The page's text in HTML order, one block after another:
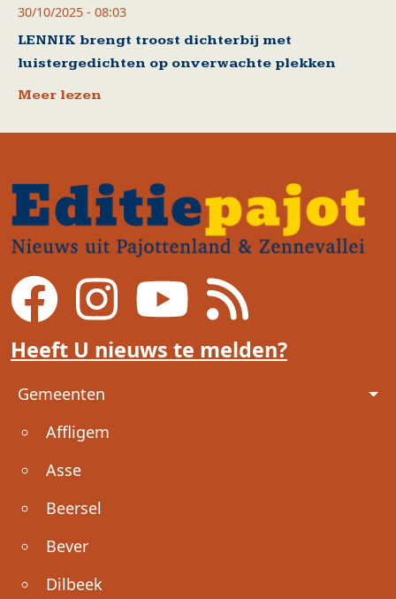
30/10/2025 - 08:03
LENNIK brengt troost dichterbij met
luistergedichten op onverwachte plekken
Meer lezen
Heeft U nieuws te melden?
Voet
Gemeenten
Affligem
Asse
Beersel
Bever
Dilbeek